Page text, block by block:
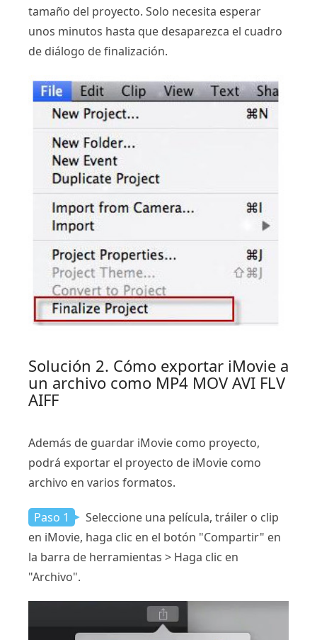
tamaño del proyecto. Solo necesita esperar
unos minutos hasta que desaparezca el cuadro
de diálogo de finalización.
Solución 2. Cómo exportar iMovie a
un archivo como MP4 MOV AVI FLV
AIFF
Además de guardar iMovie como proyecto,
podrá exportar el proyecto de iMovie como
archivo en varios formatos.
Paso 1
Seleccione una película, tráiler o clip
en iMovie, haga clic en el botón "Compartir" en
la barra de herramientas > Haga clic en
"Archivo".